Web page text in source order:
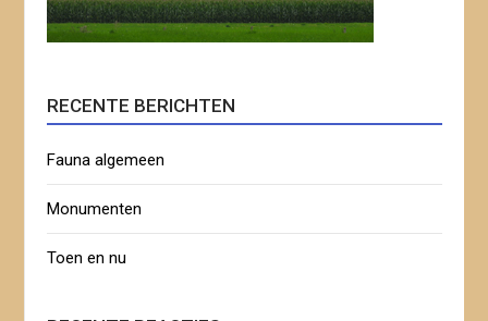
RECENTE BERICHTEN
Fauna algemeen
Monumenten
Toen en nu